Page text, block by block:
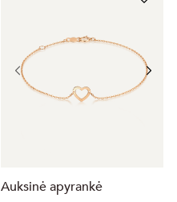
Auksinė apyrankė